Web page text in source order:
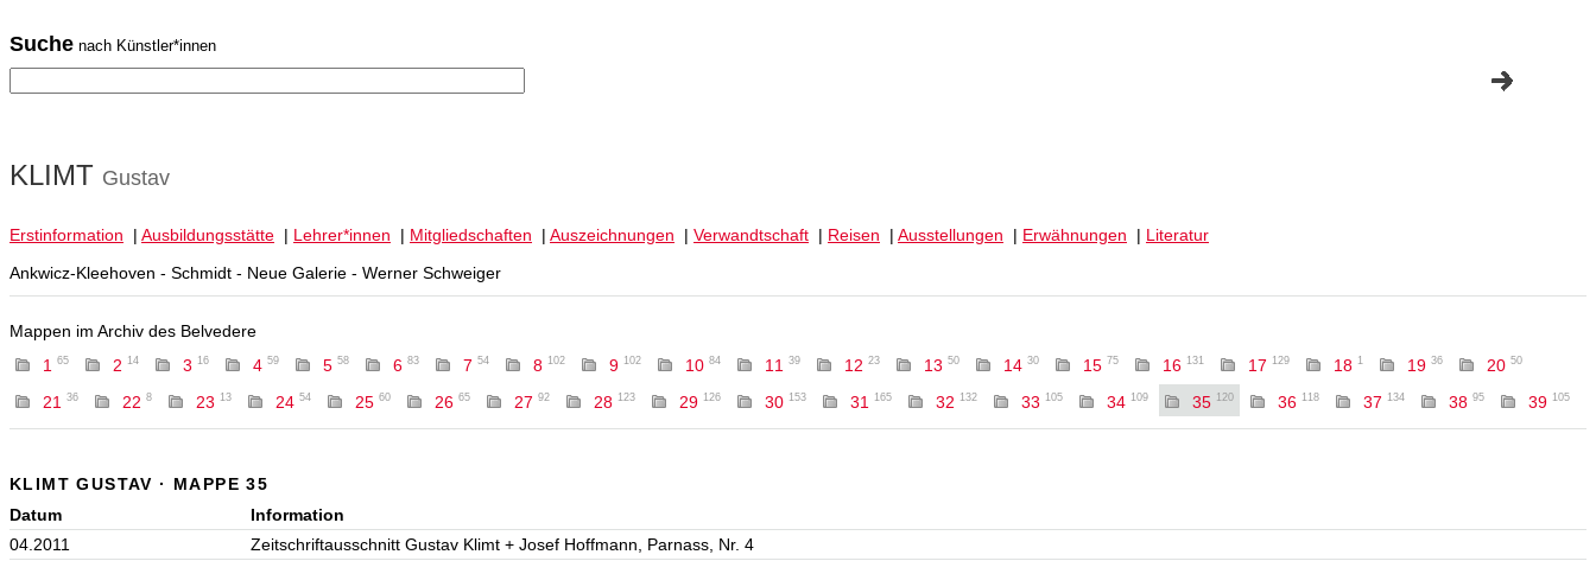
Suche nach Künstler*innen
KLIMT Gustav
Erstinformation | Ausbildungsstätte | Lehrer*innen | Mitgliedschaften | Auszeichnungen | Verwandtschaft | Reisen | Ausstellungen | Erwähnungen | Literatur
Ankwicz-Kleehoven - Schmidt - Neue Galerie - Werner Schweiger
Mappen im Archiv des Belvedere
1
65 2 14 3 16 4 59 5 58 6 83 7 54 8 102 9 102 10 84 11 39 12 23 13 50 14 30 15 75 16 131 17 129 18 1 19 36 20 50
21 36 22 8 23 13 24 54 25 60 26 65 27 92 28 123 29 126 30 153 31 165 32 132 33 105 34 109 35 120 36 118 37 134 38 95 39 105
KLIMT GUSTAV · MAPPE 35
Datum
Information
04.2011
Zeitschriftausschnitt Gustav Klimt + Josef Hoffmann, Parnass, Nr. 4